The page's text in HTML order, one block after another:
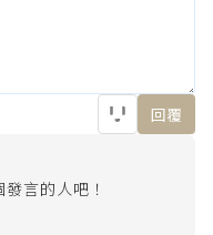
回覆
言的人吧！